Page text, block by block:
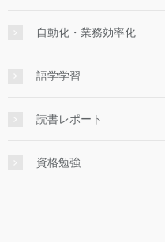
自動化・業務効率化
語学学習
読書レポート
資格勉強